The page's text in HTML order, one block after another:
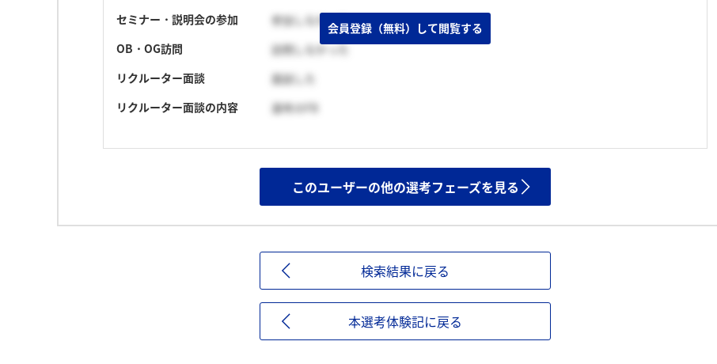
セミナー・説明会の参加
参加しなかった
OB・OG訪問
訪問しなかった
リクルーター面談
面談した
リクルーター面談の内容
選考のFB
会員登録（無料）して閲覧する
このユーザーの他の選考フェーズを見る
検索結果に戻る
本選考体験記に戻る